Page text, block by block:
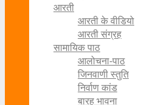
आरती
आरती के वीडियो
आरती संग्रह
सामायिक पाठ
आलोचना-पाठ
जिनवाणी स्तुति
निर्वाण कांड
बारह भावना